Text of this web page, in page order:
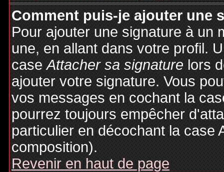
Comment puis-je ajouter une
Pour ajouter une signature à un
une, en allant dans votre profil.
caseAttacher sa signaturelors
ajouter votre signature. Vous
vos messages en cochant la
pourrez toujours empêcher
particulier en décochant la case
composition).
Revenir en haut de page